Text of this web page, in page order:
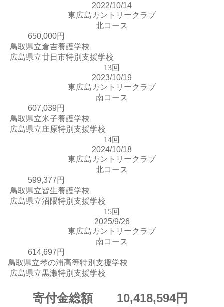
2022/10/14
東広島カントリークラブ
北コース
650,000円
鳥取県立倉吉養護学校
広島県立廿日市特別支援学校
13回
2023/10/19
東広島カントリークラブ
南コース
607,039円
鳥取県立米子養護学校
広島県立庄原特別支援学校
14回
2024/10/18
東広島カントリークラブ
北コース
599,377円
鳥取県立皆生養護学校
広島県立沼隈特別支援学校
15回
2025/9/26
東広島カントリークラブ
南コース
614,697円
鳥取県立琴の浦高等特別支援学校
広島県立黒瀬特別支援学校
寄付金総額 10,418,594円